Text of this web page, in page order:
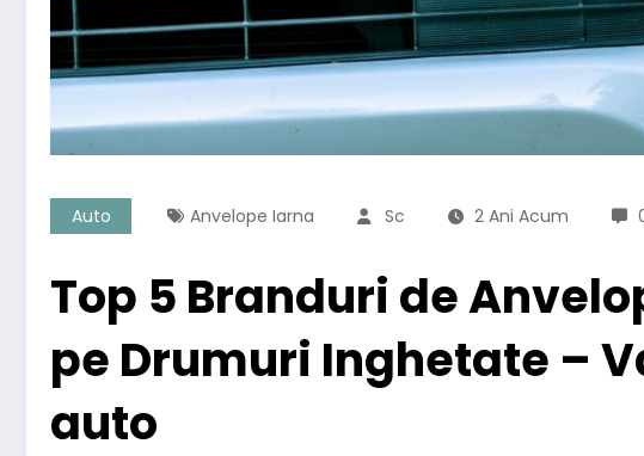
Auto Anvelope Iarna Sc 2 Ani Acum
Top 5 Branduri de
pe Drumuri Inghetate –
auto